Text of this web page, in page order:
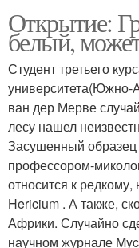
Открытие:
белый,
Студент третьего
университета(Южно-
ван дер Мерве
лесу нашел
Засушенный
профессором-
относится к
Hericium . А также,
Африки. Случайно
научном журнале